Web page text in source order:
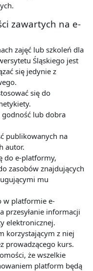
zawartych na e-
zajęć lub szkoleń dla
Śląskiego jest
się jedynie z
się do
godność lub dobra
publikowanych na
autor.
do e-platformy,
zasobów znajdujących
mu
w platformie e-
przesyłanie informacji
elektronicznej.
korzystającym z niej
prowadzącego kurs.
że wszelkie
platform będą